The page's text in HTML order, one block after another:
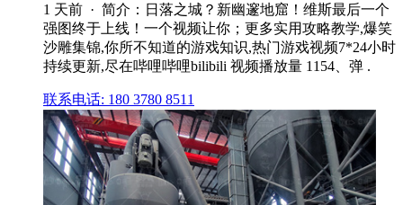
1 天前 · 简介：日落之城？新幽邃地窟！维斯最后一个
强图终于上线！一个视频让你；更多实用攻略教学,爆笑
沙雕集锦,你所不知道的游戏知识,热门游戏视频7*24小时
持续更新,尽在哔哩哔哩bilibili 视频播放量 1154、弹 .
联系电话: 180 3780 8511